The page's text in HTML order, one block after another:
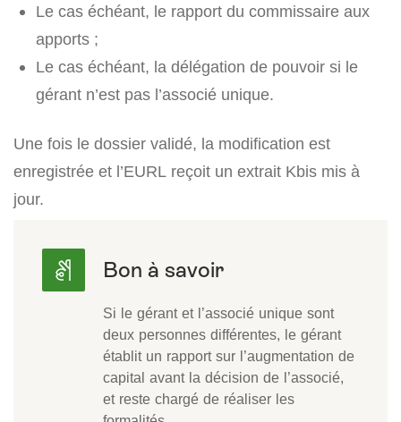
Le cas échéant, le rapport du commissaire aux
apports ;
Le cas échéant, la délégation de pouvoir si le
gérant n’est pas l’associé unique.
Une fois le dossier validé, la modification est
enregistrée et l’EURL reçoit un extrait Kbis mis à
jour.
Si le gérant et l’associé unique sont
deux personnes différentes, le gérant
établit un rapport sur l’augmentation de
capital avant la décision de l’associé,
et reste chargé de réaliser les